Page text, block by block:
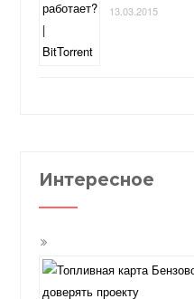
13.03.2015
Интересное